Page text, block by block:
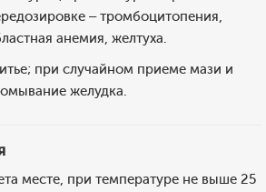
– тромбоцитопения,
анемия, желтуха.
при случайном приеме мази и
желудка.
месте, при температуре не выше 25